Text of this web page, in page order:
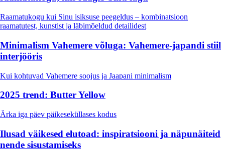
Raamatukogu kui Sinu isiksuse peegeldus – kombinatsioon
raamatutest, kunstist ja läbimõeldud detailidest
Minimalism Vahemere võluga: Vahemere-japandi stiil
interjööris
Kui kohtuvad Vahemere soojus ja Jaapani minimalism
2025 trend: Butter Yellow
Ärka iga päev päikeseküllases kodus
Ilusad väikesed elutoad: inspiratsiooni ja näpunäiteid
nende sisustamiseks